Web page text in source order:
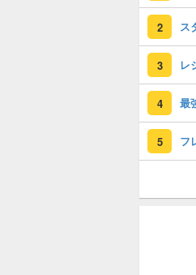
2 ス
3 レ
4 最
5